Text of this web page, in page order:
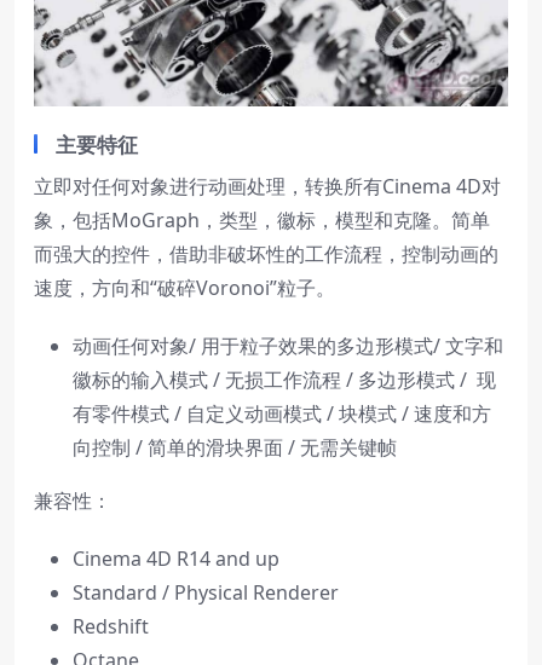
主要特征
立即对任何对象进行动画处理，转换所有Cinema 4D对
象，包括MoGraph，类型，徽标，模型和克隆。简单
而强大的控件，借助非破坏性的工作流程，控制动画的
速度，方向和“破碎Voronoi”粒子。
动画任何对象/ 用于粒子效果的多边形模式/ 文字和
徽标的输入模式 / 无损工作流程 / 多边形模式 / 现
有零件模式 / 自定义动画模式 / 块模式 / 速度和方
向控制 / 简单的滑块界面 / 无需关键帧
兼容性：
Cinema 4D R14 and up
Standard / Physical Renderer
Redshift